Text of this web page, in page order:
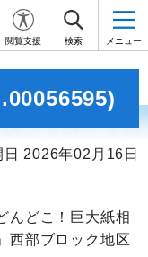
閲覧支援 検索 メニュー
日 2026年02月16日
んどこ！巨大紙相
西部ブロック地区